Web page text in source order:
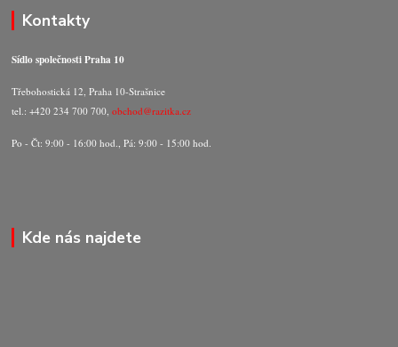
Kontakty
Sídlo společnosti Praha 10
Třebohostická 12, Praha 10-Strašnice
tel.: +420 234 700 700,obchod@razitka.cz
Po - Čt: 9:00 - 16:00 hod., Pá: 9:00 - 15:00 hod.
Kde nás najdete